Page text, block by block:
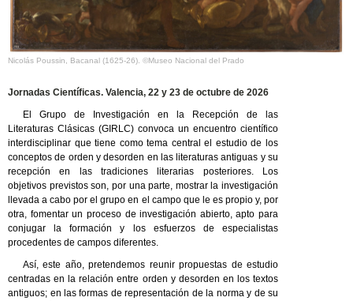
Nicolás Poussin, Bacanal (1625-26). ©Museo Nacional del Prado
Jornadas Científicas. Valencia, 22 y 23 de octubre de 2026
El Grupo de Investigación en la Recepción de las
Literaturas Clásicas (GIRLC) convoca un encuentro científico
interdisciplinar que tiene como tema central el estudio de los
conceptos de orden y desorden en las literaturas antiguas y su
recepción en las tradiciones literarias posteriores. Los
objetivos previstos son, por una parte, mostrar la investigación
llevada a cabo por el grupo en el campo que le es propio y, por
otra, fomentar un proceso de investigación abierto, apto para
conjugar la formación y los esfuerzos de especialistas
procedentes de campos diferentes.
Así, este año, pretendemos reunir propuestas de estudio
centradas en la relación entre orden y desorden en los textos
antiguos; en las formas de representación de la norma y de su